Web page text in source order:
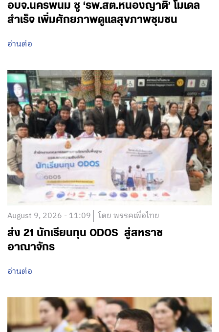
อบจ.นครพนม ชู ‘รพ.สต.หนองญาติ’ โมเดล
สำเร็จ เพิ่มศักยภาพดูแลสุขภาพชุมชน
อ่านต่อ
August 9, 2026 - 11:09 โดย พรรคเพื่อไทย
ส่ง 21 นักเรียนทุน ODOS สู่สหราช
อาณาจักร
อ่านต่อ